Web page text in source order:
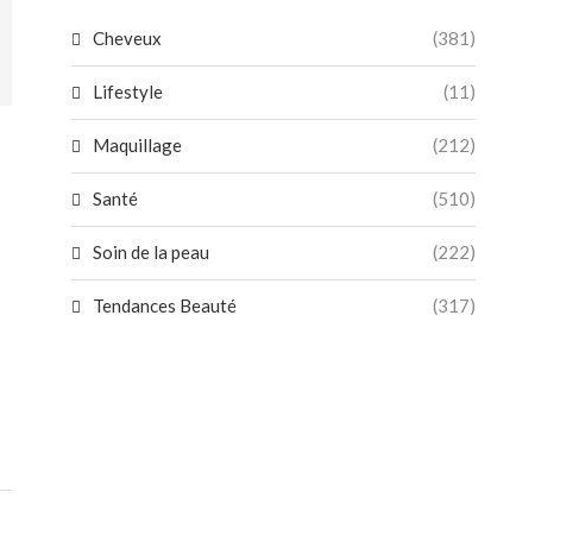
Cheveux (381)
Lifestyle (11)
Maquillage (212)
Santé (510)
Soin de la peau (222)
Tendances Beauté (317)